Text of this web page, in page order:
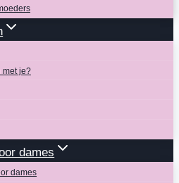
met je?
dames
dames